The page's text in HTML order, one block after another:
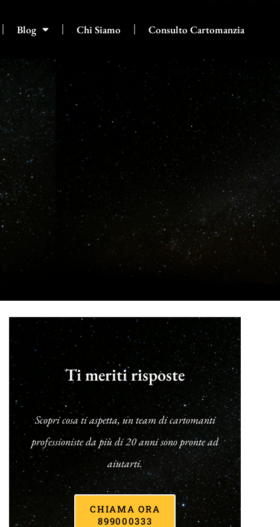
Blog Chi Siamo Consulto Cartomanzia
Ti meriti risposte
Scopri cosa ti aspetta, un team di cartomanti
professioniste da più di 20 anni sono pronte ad
aiutarti.
CHIAMA ORA
899000333